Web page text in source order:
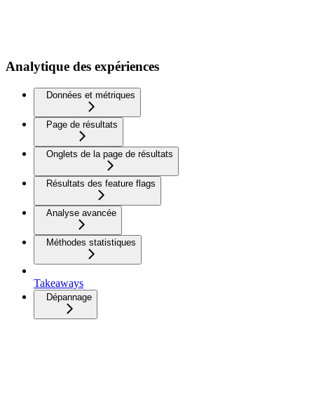
Analytique des expériences
Données et métriques
Page de résultats
Onglets de la page de résultats
Résultats des feature flags
Analyse avancée
Méthodes statistiques
Takeaways
Dépannage